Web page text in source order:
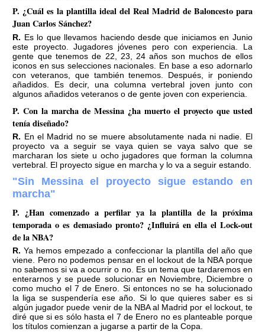
P. ¿Cuál es la plantilla ideal del Real Madrid de Baloncesto para
Juan Carlos Sánchez?
R. Es lo que llevamos haciendo desde que iniciamos en Junio
este proyecto. Jugadores jóvenes pero con experiencia. La
gente que tenemos de 22, 23, 24 años son muchos de ellos
iconos en sus selecciones nacionales. En base a eso adornarlo
con veteranos, que también tenemos. Después, ir poniendo
añadidos. Es decir, una columna vertebral joven junto con
algunos añadidos veteranos o de gente joven con experiencia.
P. Con la marcha de Messina ¿ha muerto el proyecto que usted
tenía diseñado?
R. En el Madrid no se muere absolutamente nada ni nadie. El
proyecto va a seguir se vaya quien se vaya salvo que se
marcharan los siete u ocho jugadores que forman la columna
vertebral. El proyecto sigue en marcha y lo va a seguir estando.
"Sin Messina el proyecto sigue estando en
marcha"
P. ¿Han comenzado a perfilar ya la plantilla de la próxima
temporada o es demasiado pronto? ¿Influirá en ella el Lock-out
de la NBA?
R. Ya hemos empezado a confeccionar la plantilla del año que
viene. Pero no podemos pensar en el lockout de la NBA porque
no sabemos si va a ocurrir o no. Es un tema que tardaremos en
enterarnos y se puede solucionar en Noviembre, Diciembre o
como mucho el 7 de Enero. Si entonces no se ha solucionado
la liga se suspendería ese año. Si lo que quieres saber es si
algún jugador puede venir de la NBA al Madrid por el lockout, te
diré que si es sólo hasta el 7 de Enero no es planteable porque
los títulos comienzan a jugarse a partir de la Copa.